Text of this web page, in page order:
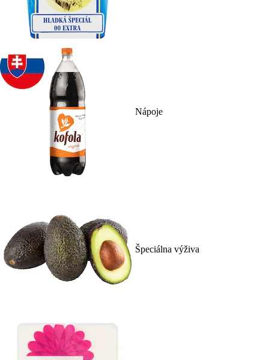
Nápoje
Špeciálna výživa